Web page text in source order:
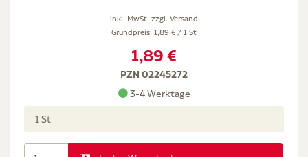
inkl. MwSt. zzgl. Versand
Grundpreis: 1,89 € / 1 St
1,89 €
PZN 02245272
3-4 Werktage
1 St